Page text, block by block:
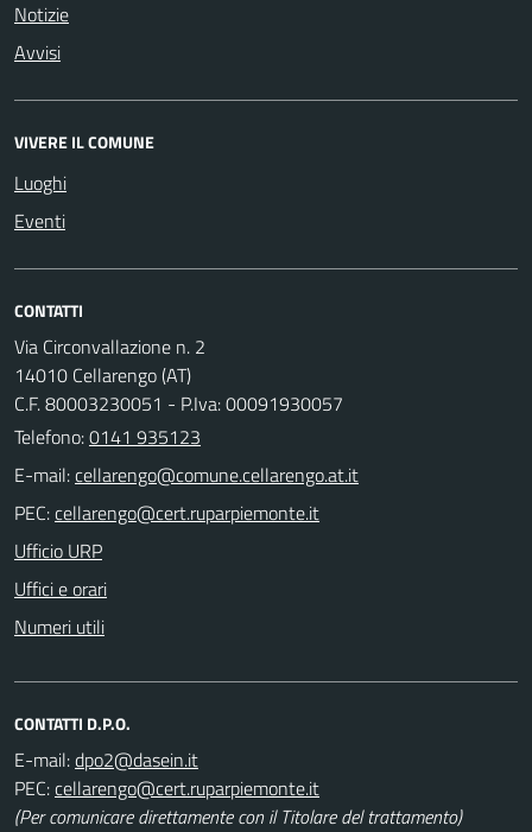
Notizie
Avvisi
VIVERE IL COMUNE
Luoghi
Eventi
CONTATTI
Via Circonvallazione n. 2
14010 Cellarengo (AT)
C.F. 80003230051 - P.Iva: 00091930057
Telefono:0141 935123
E-mail:
PEC:
Ufficio URP
Uffici e orari
Numeri utili
CONTATTI D.P.O.
E-mail:
PEC:
(Per comunicare direttamente con il Titolare del trattamento)